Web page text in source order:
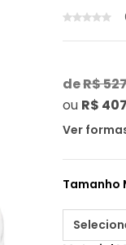
deR$
ou R$
Ver
Tamanho